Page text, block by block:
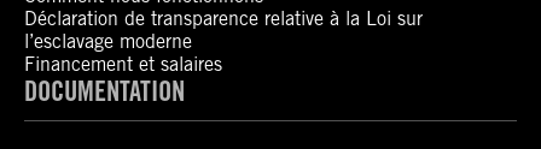
Déclaration de transparence relative à la Loi sur
l’esclavage moderne
Financement et salaires
DOCUMENTATION